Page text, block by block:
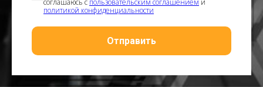
политикой конфиденциальности
Отправить